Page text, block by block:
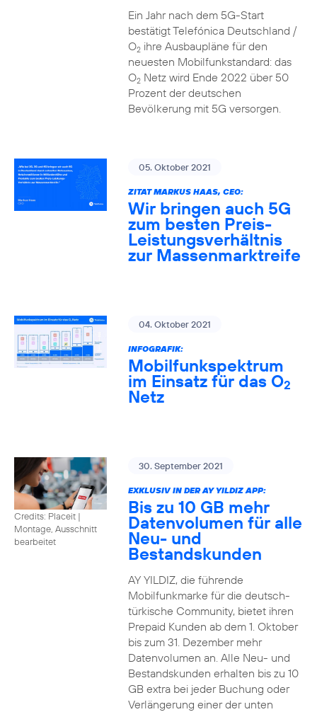
Ein Jahr nach dem 5G-Start
bestätigt Telefónica Deutschland /
O2ihre Ausbaupläne für den
neuesten Mobilfunkstandard: das
O2Netz wird Ende 2022 über 50
Prozent der deutschen
Bevölkerung mit 5G versorgen.
05. Oktober 2021
ZITAT MARKUS HAAS, CEO:
Wir bringen auch 5G
zum besten Preis-
Leistungsverhältnis
zur Massenmarktreife
04. Oktober 2021
INFOGRAFIK:
Mobilfunkspektrum
im Einsatz für das O2
Netz
Credits: Placeit |
Montage, Ausschnitt
bearbeitet
30. September 2021
EXKLUSIV IN DER AY YILDIZ APP:
Bis zu 10 GB mehr
Datenvolumen für alle
Neu- und
Bestandskunden
AY YILDIZ, die führende
Mobilfunkmarke für die deutsch-
türkische Community, bietet ihren
Prepaid Kunden ab dem 1. Oktober
bis zum 31. Dezember mehr
Datenvolumen an. Alle Neu- und
Bestandskunden erhalten bis zu 10
GB extra bei jeder Buchung oder
Verlängerung einer der unten